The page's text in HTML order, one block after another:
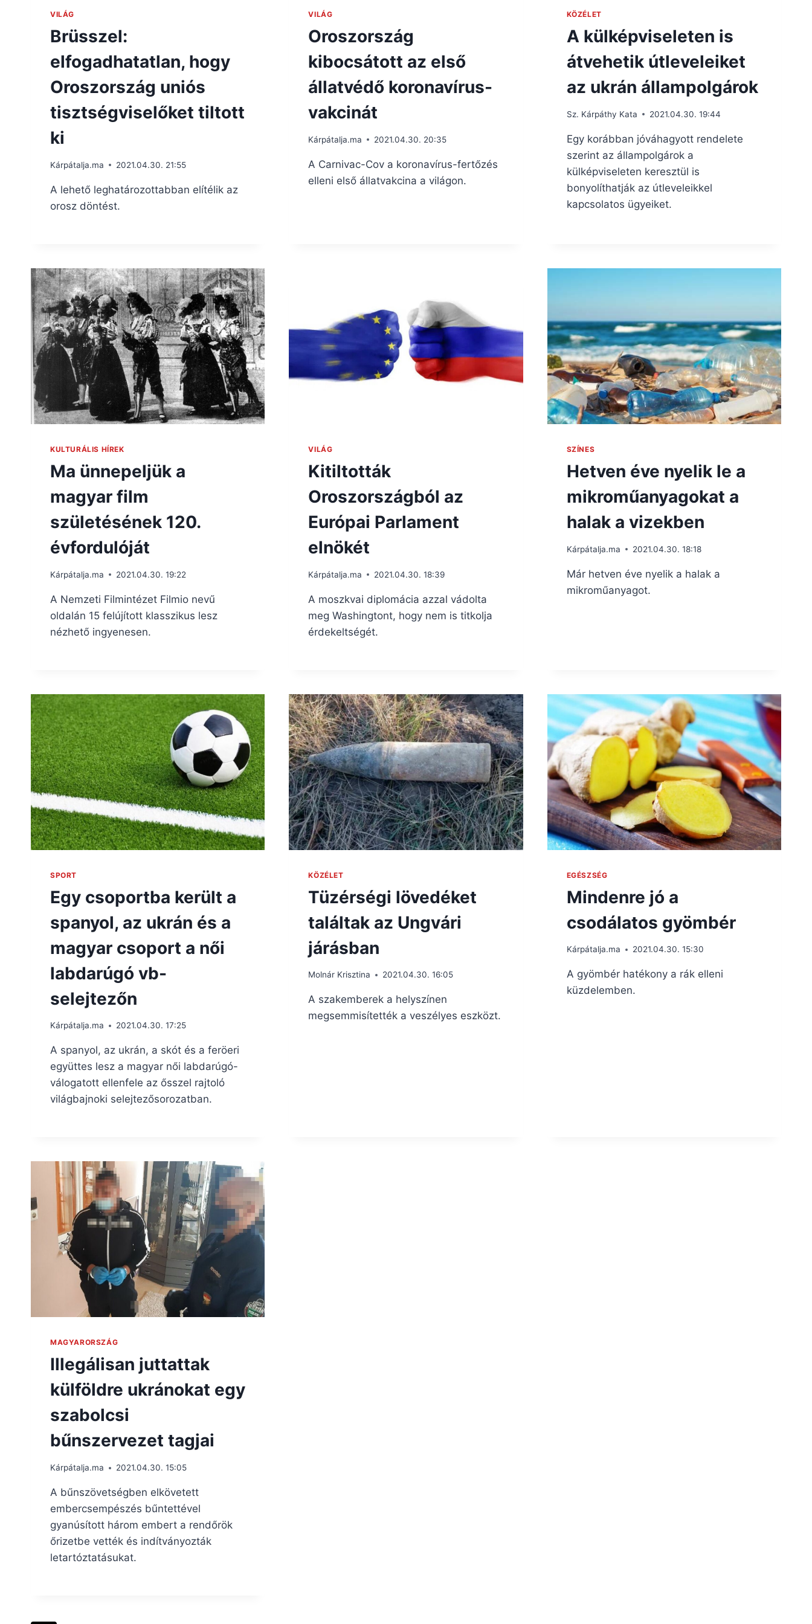
VILÁG
Brüsszel:
elfogadhatatlan, hogy
Oroszország uniós
tisztségviselőket tiltott
ki
Kárpátalja.ma 2021.04.30. 21:55
A lehető leghatározottabban elítélik az
orosz döntést.
VILÁG
Oroszország
kibocsátott az első
állatvédő koronavírus-
vakcinát
Kárpátalja.ma 2021.04.30. 20:35
A Carnivac-Cov a koronavírus-fertőzés
elleni első állatvakcina a világon.
KÖZÉLET
A külképviseleten is
átvehetik útleveleiket
az ukrán állampolgárok
Sz. Kárpáthy Kata 2021.04.30. 19:44
Egy korábban jóváhagyott rendelete
szerint az állampolgárok a
külképviseleten keresztül is
bonyolíthatják az útleveleikkel
kapcsolatos ügyeiket.
KULTURÁLIS HÍREK
Ma ünnepeljük a
magyar film
születésének 120.
évfordulóját
Kárpátalja.ma 2021.04.30. 19:22
A Nemzeti Filmintézet Filmio nevű
oldalán 15 felújított klasszikus lesz
nézhető ingyenesen.
VILÁG
Kitiltották
Oroszországból az
Európai Parlament
elnökét
Kárpátalja.ma 2021.04.30. 18:39
A moszkvai diplomácia azzal vádolta
meg Washingtont, hogy nem is titkolja
érdekeltségét.
SZÍNES
Hetven éve nyelik le a
mikroműanyagokat a
halak a vizekben
Kárpátalja.ma 2021.04.30. 18:18
Már hetven éve nyelik a halak a
mikroműanyagot.
SPORT
Egy csoportba került a
spanyol, az ukrán és a
magyar csoport a női
labdarúgó vb-
selejtezőn
Kárpátalja.ma 2021.04.30. 17:25
A spanyol, az ukrán, a skót és a feröeri
együttes lesz a magyar női labdarúgó-
válogatott ellenfele az ősszel rajtoló
világbajnoki selejtezősorozatban.
KÖZÉLET
Tüzérségi lövedéket
találtak az Ungvári
járásban
Molnár Krisztina 2021.04.30. 16:05
A szakemberek a helyszínen
megsemmisítették a veszélyes eszközt.
EGÉSZSÉG
Mindenre jó a
csodálatos gyömbér
Kárpátalja.ma 2021.04.30. 15:30
A gyömbér hatékony a rák elleni
küzdelemben.
MAGYARORSZÁG
Illegálisan juttattak
külföldre ukránokat egy
szabolcsi
bűnszervezet tagjai
Kárpátalja.ma 2021.04.30. 15:05
A bűnszövetségben elkövetett
embercsempészés bűntettével
gyanúsított három embert a rendőrök
őrizetbe vették és indítványozták
letartóztatásukat.